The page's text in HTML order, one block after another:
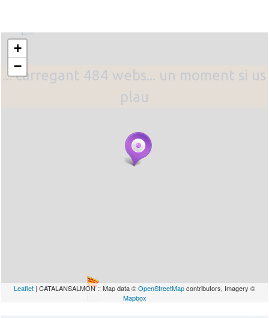
... carregant 484 webs... un moment si us
plau
+
−
Leaflet | CATALANSALMON :: Map data ©OpenStreetMapcontributors, Imagery ©
Mapbox